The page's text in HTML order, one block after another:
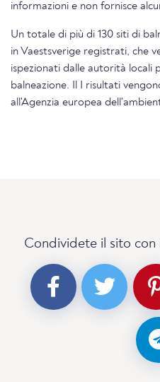
informazioni e non fornisce
Un totale di più di 130 siti di
in Vaestsverige registrati, che
ispezionati dalle autorità locali
balneazione. Il I risultati
all'Agenzia europea
Condividete il sito con